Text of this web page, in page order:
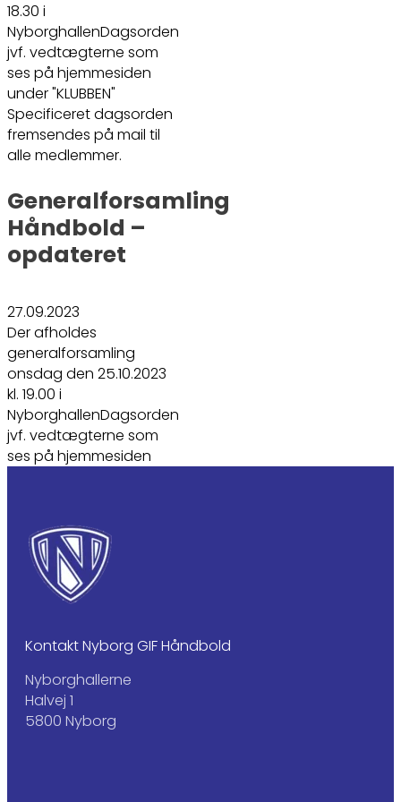
18.30 i
NyborghallenDagsorden
jvf. vedtægterne som
ses på hjemmesiden
under "KLUBBEN"
Specificeret dagsorden
fremsendes på mail til
alle medlemmer.
Generalforsamling
Håndbold –
opdateret
27.09.2023
Der afholdes
generalforsamling
onsdag den 25.10.2023
kl. 19.00 i
NyborghallenDagsorden
jvf. vedtægterne som
ses på hjemmesiden
Kontakt Nyborg GIF Håndbold
Nyborghallerne
Halvej 1
5800 Nyborg